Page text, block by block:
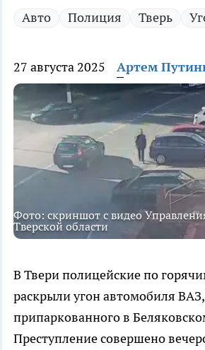
Авто Полиция Тверь
27 августа 2025 Артем
Фото: скриншот с видео
Тверской области
В Твери полицейские по
раскрыли угон автомобиля ВАЗ,
припаркованного в
Преступление совершено